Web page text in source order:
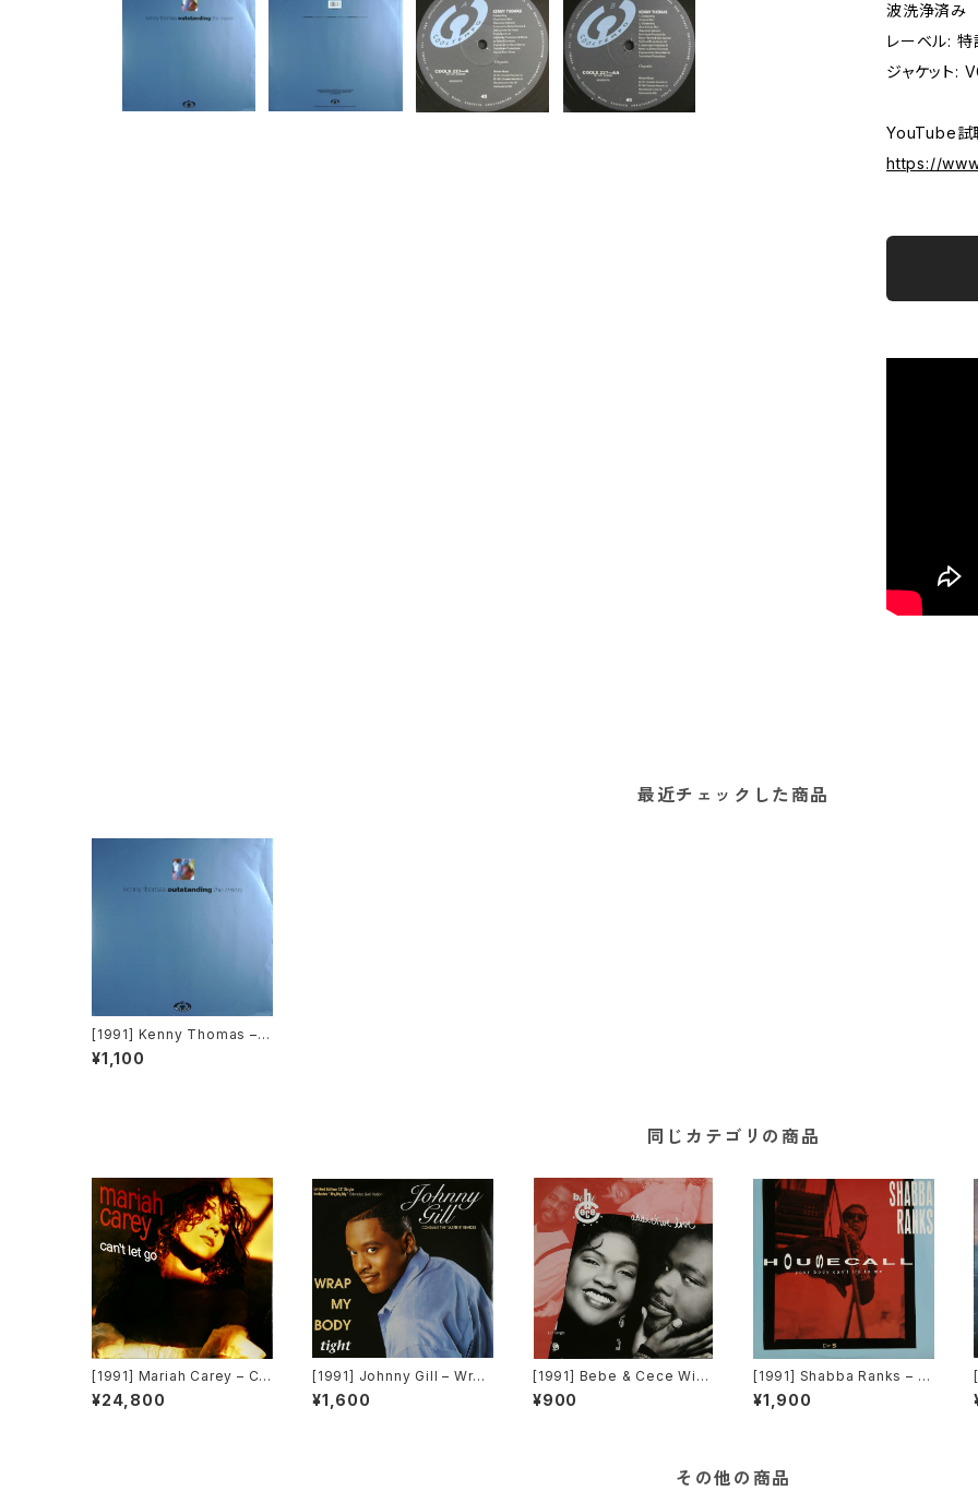
波洗浄済み
レーベル: 特
ジャケット:
YouTube試
https://
最近チェックした商品
[1991] Kenny Thomas –
Outstanding (The Mixes)
[Cooltempo]
¥1,100
同じカテゴリの商品
[1991] Mariah Carey – Ca
n't Let Go [Columbia]
¥24,800
[1991] Johnny Gill – Wrap
My Body Tight [Motown]
[限定盤]
¥1,600
[1991] Bebe & Cece Wina
ns – Addictive Love [Cap
itol Records]
¥900
[1991] Shabba Ranks – H
ousecall [Epic]
¥1,900
その他の商品